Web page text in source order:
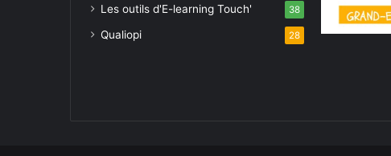
Les outils d'E-learning Touch' 38
Qualiopi 28